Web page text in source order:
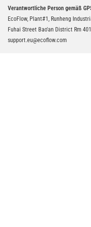
Verantwortliche Person gemäß
EcoFlow, Plant#1, Runheng
Fuhai Street Bao'an District Rm
support.eu@ecoflow.com